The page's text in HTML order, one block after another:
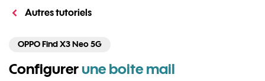
Autres tutoriels
OPPO Find X3 Neo 5G
Configurerune boite mail